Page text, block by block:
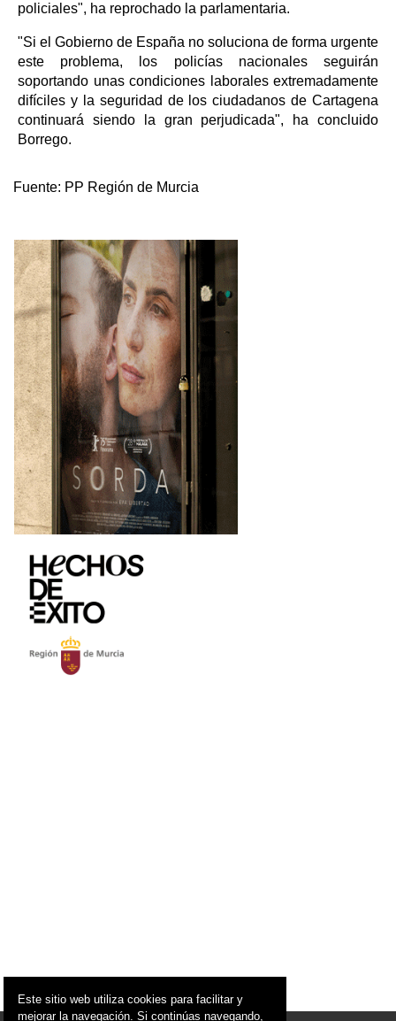
policiales", ha reprochado la parlamentaria.
"Si el Gobierno de España no soluciona de forma urgente
este problema, los policías nacionales seguirán
soportando unas condiciones laborales extremadamente
difíciles y la seguridad de los ciudadanos de Cartagena
continuará siendo la gran perjudicada", ha concluido
Borrego.
Fuente: PP Región de Murcia
Este sitio web utiliza cookies para facilitar y
mejorar la navegación. Si continúas navegando,